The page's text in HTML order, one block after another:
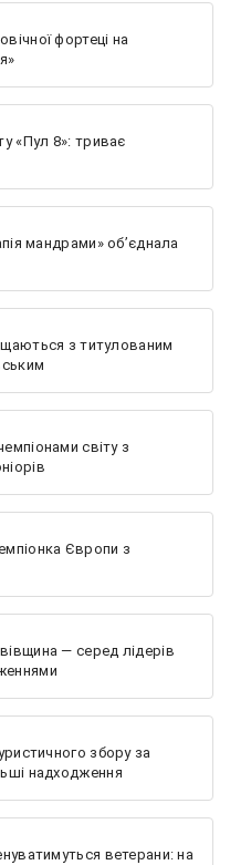
фортеці на
«Пул 8»: триває
мандрами» об’єднала
з титулованим
світу з
Європи з
— серед лідерів
збору за
надходження
ветерани: на